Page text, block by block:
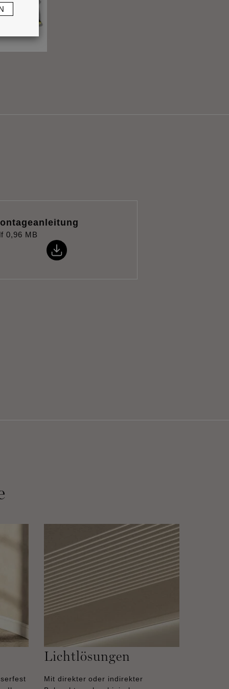
0,96 MB
Lichtlösungen
Mit direkter oder indirekter